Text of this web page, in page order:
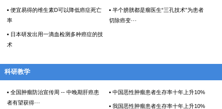
▪ 便宜易得的维生素D可以降低癌症死亡
率
▪ 半个膀胱都是瘤医生“三孔技术”为患者
切除癌变···
▪ 日本研发出用一滴血检测多种癌症的技
术
科研教学
▪ 全国肿瘤防治宣传周 -- 中晚期肝癌患
者有望获得···
▪ 中国恶性肿瘤患者生存率十年上升10%
▪ 我国恶性肿瘤患者生存率十年上升10%